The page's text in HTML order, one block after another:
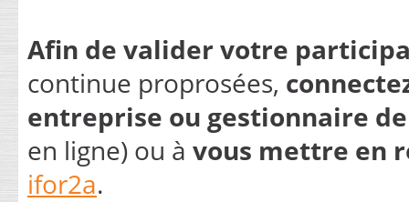
Afin de valider votre
continue proprosées,
entreprise ou gestionnaire
en ligne) ou à vous mettre en
ifor2a.